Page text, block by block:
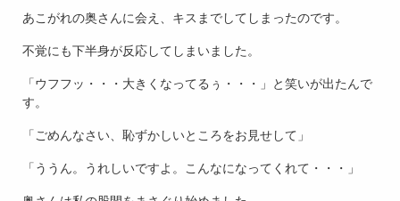
あこがれの奥さんに会え、キスまでしてしまったのです。
不覚にも下半身が反応してしまいました。
「ウフフッ・・・大きくなってるぅ・・・」と笑いが出たんで
す。
「ごめんなさい、恥ずかしいところをお見せして」
「ううん。うれしいですよ。こんなになってくれて・・・」